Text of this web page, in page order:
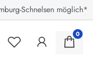
Schnelsen möglich*
0